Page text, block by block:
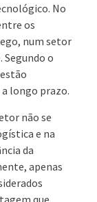
No
os
num setor
o
longo prazo.
não se
e na
da
apenas